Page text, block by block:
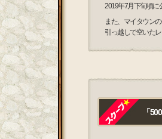
2019年7月下旬頃に
また、マイタウン
引っ越しで空いた
「